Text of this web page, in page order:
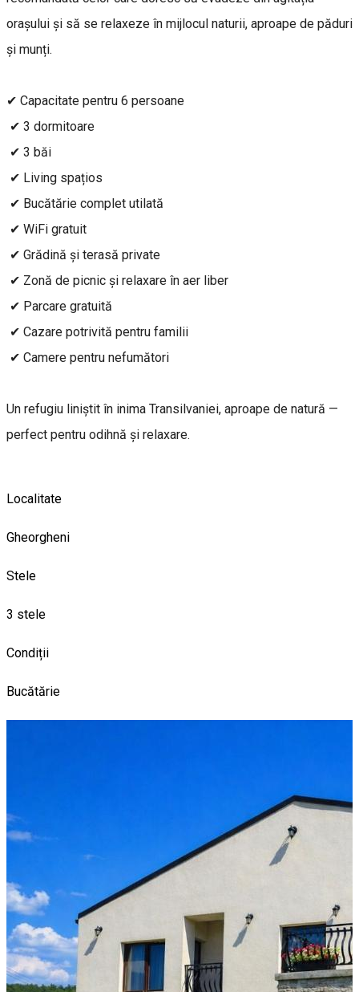
orașului și să se relaxeze în mijlocul naturii, aproape de păduri
și munți.
✔ Capacitate pentru 6 persoane
✔ 3 dormitoare
✔ 3 băi
✔ Living spațios
✔ Bucătărie complet utilată
✔ WiFi gratuit
✔ Grădină și terasă private
✔ Zonă de picnic și relaxare în aer liber
✔ Parcare gratuită
✔ Cazare potrivită pentru familii
✔ Camere pentru nefumători
Un refugiu liniștit în inima Transilvaniei, aproape de natură —
perfect pentru odihnă și relaxare.
Localitate
Gheorgheni
Stele
3 stele
Condiții
Bucătărie